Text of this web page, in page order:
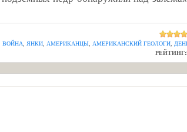
ВОЙНА ЯНКИ АМЕРИКАНЦЫ АМЕРИКАНСКИЙ ГЕОЛОГИ
РЕЙТИНГ: